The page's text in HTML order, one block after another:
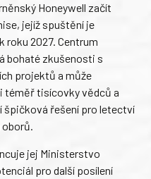
Honeywell začít
jejíž spuštění je
roku 2027. Centrum
bohaté zkušenosti s
projektů a může
téměř tisícovky vědců a
špičková řešení pro letectví
jej Ministerstvo
pro další posílení